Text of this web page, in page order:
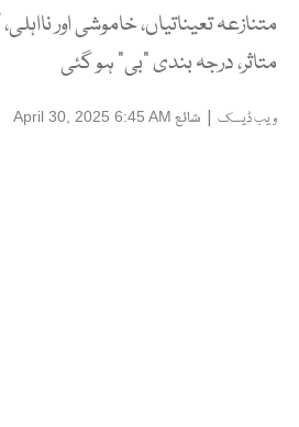
متنازعہ تعیناتیاں، خاموشی اور
متاثر، درجہ بندی "بی" ہو گئی
ویب ڈیسک | شائع April 30, 2025 6:45 AM